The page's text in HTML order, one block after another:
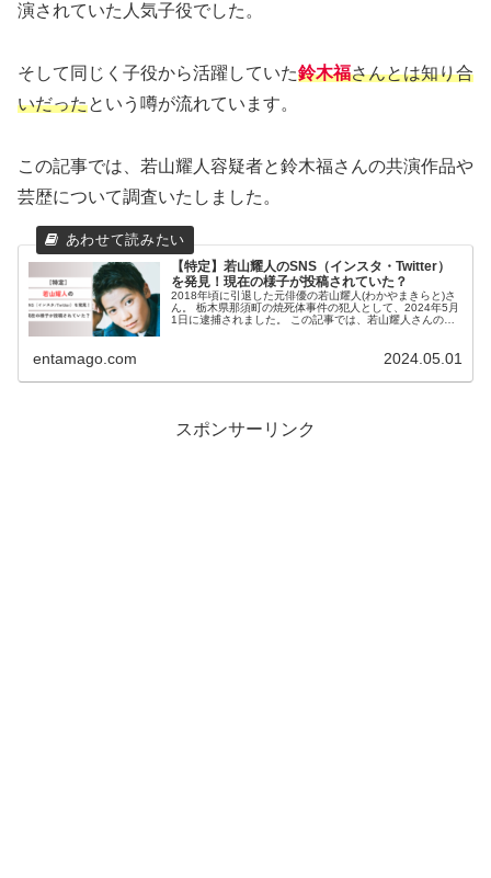
演されていた人気子役でした。
そして同じく子役から活躍していた鈴木福さんとは知り合
いだったという噂が流れています。
この記事では、若山耀人容疑者と鈴木福さんの共演作品や
芸歴について調査いたしました。
【特定】若山耀人のSNS（インスタ・Twitter）
を発見！現在の様子が投稿されていた？
2018年頃に引退した元俳優の若山耀人(わかやまきらと)さ
ん。 栃木県那須町の焼死体事件の犯人として、2024年5月
1日に逮捕されました。 この記事では、若山耀人さんの
entamago.com 2024.05.01
スポンサーリンク